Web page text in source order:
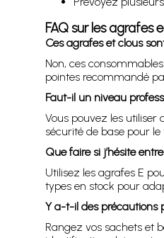
FAQ sur les agrafes
Ces agrafes et clous
Non, ces
pointes recommandé
Faut-il un niveau
Vous pouvez les utiliser
sécurité de base pour
Que faire si j’hésite
Utilisez les agrafes E
types en stock pour
Y a-t-il des précautions
Rangez vos sachets et